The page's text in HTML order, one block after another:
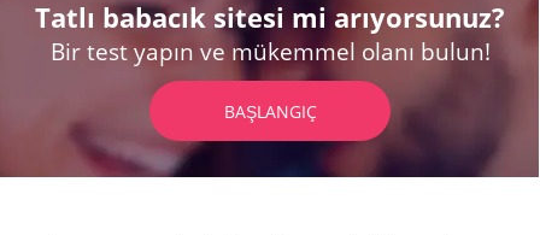
Tatlı babacık sitesi mi arıyorsunuz?
Bir test yapın ve mükemmel olanı bulun!
BAŞLANGIÇ